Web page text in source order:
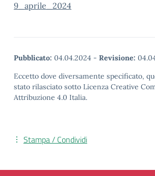
9_aprile_2024
Pubblicato: 04.04.2024 - Revisione:
Eccetto dove diversamente specificato,
stato rilasciato sotto Licenza Creative
Attribuzione 4.0 Italia.
Stampa / Condividi